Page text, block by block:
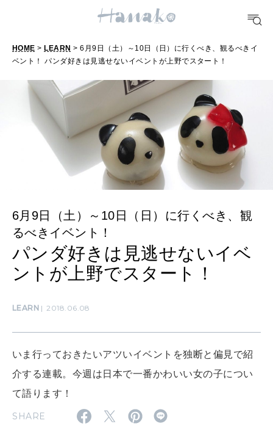
FORTUNE
明日のわたし
[12星座別] Weekly Holoscope
[12星座別] Monthly Love Holoscope
女神まり愛のタロットメッセージ
算命学がわかる今月のあなた
自分にやさしく
LEARN
知る、考える
MAMA
SUSTAINABLE
わたしができること
WORK&MONEY
HOME > LEARN > 6月9日（土）～10日（日）に行くべき、観るべきイ
ベント！ パンダ好きは見逃せないイベントが上野でスタート！
6月9日（土）～10日（日）に行くべき、観
るべきイベント！
パンダ好きは見逃せないイベ
ントが上野でスタート！
LEARN 2018.06.08
いま行っておきたいアツいイベントを独断と偏見で紹
介する連載。今週は日本で一番かわいい女の子につい
て語ります！
SHARE